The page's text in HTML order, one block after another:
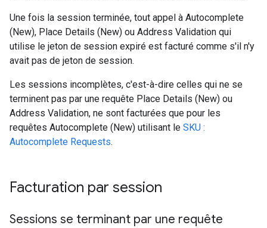
Une fois la session terminée, tout appel à Autocomplete
(New), Place Details (New) ou Address Validation qui
utilise le jeton de session expiré est facturé comme s'il n'y
avait pas de jeton de session.
Les sessions incomplètes, c'est-à-dire celles qui ne se
terminent pas par une requête Place Details (New) ou
Address Validation, ne sont facturées que pour les
requêtes Autocomplete (New) utilisant le SKU :
Autocomplete Requests.
Facturation par session
Sessions se terminant par une requête